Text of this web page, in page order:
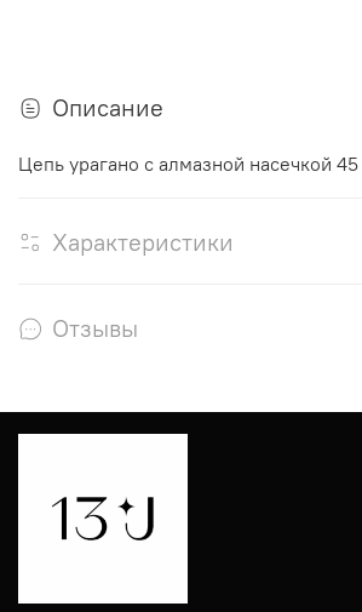
Описание
Цепь урагано с алмазной насечкой
Характеристики
Отзывы